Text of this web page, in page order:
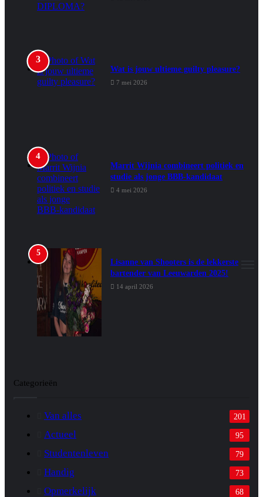
Wat is jouw ultieme guilty pleasure?
7 mei 2026
Marrit Wijnia combineert politiek en
studie als jonge BBB‑kandidaat
4 mei 2026
Lisanne van Shooters is de lekkerste
bartender van Leeuwarden 2025!
14 april 2026
Categorieën
Van alles 201
Actueel 95
Studentenleven 79
Handig 73
Opmerkelijk 68